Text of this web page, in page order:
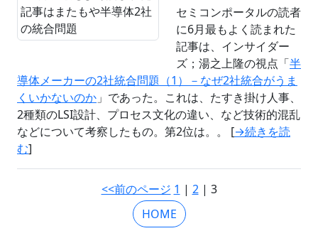
セミコンポータルの読者
に6月最もよく読まれた
記事は、インサイダー
ズ；湯之上隆の視点「半
導体メーカーの2社統合問題（1）－なぜ2社統合がうま
くいかないのか 」であった。これは、たすき掛け人事、
2種類のLSI設計、プロセス文化の違い、など技術的混乱
などについて考察したもの。第2位は。。 [→続きを読
む]
<<前のページ 1 | 2| 3
HOME